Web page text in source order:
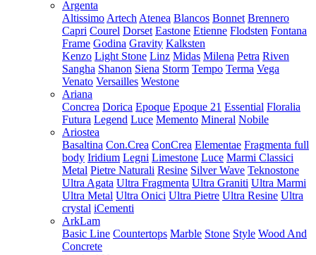
Argenta
Altissimo Artech Atenea Blancos Bonnet Brennero
Capri Courel Dorset Eastone Etienne Flodsten Fontana
Frame Godina Gravity Kalksten
Kenzo Light Stone Linz Midas Milena Petra Riven
Sangha Shanon Siena Storm Tempo Terma Vega
Venato Versailles Westone
Ariana
Concrea Dorica Epoque Epoque 21 Essential Floralia
Futura Legend Luce Memento Mineral Nobile
Ariostea
Basaltina Con.Crea ConCrea Elementae Fragmenta full
body Iridium Legni Limestone Luce Marmi Classici
Metal Pietre Naturali Resine Silver Wave Teknostone
Ultra Agata Ultra Fragmenta Ultra Graniti Ultra Marmi
Ultra Metal Ultra Onici Ultra Pietre Ultra Resine Ultra
crystal iCementi
ArkLam
Basic Line Countertops Marble Stone Style Wood And
Concrete